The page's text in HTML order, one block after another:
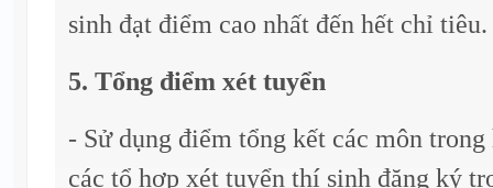
sinh đạt điểm cao nhất đến hết chỉ tiêu.
5. Tổng điểm xét tuyển
- Sử dụng điểm tổng kết các môn
các tổ hợp xét tuyển thí sinh đăng ký